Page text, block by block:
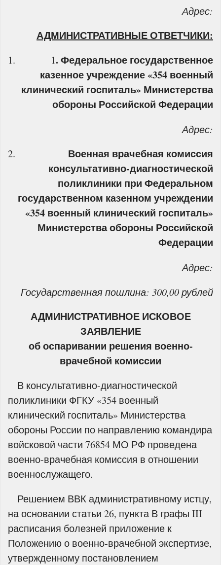
Адрес:
АДМИНИСТРАТИВНЫЕ ОТВЕТЧИКИ:
1. Федеральное государственное
казенное учреждение «354 военный
клинический госпиталь» Министерства
обороны Российской Федерации
Адрес:
Военная врачебная комиссия
консультативно-диагностической
поликлиники при Федеральном
государственном казенном учреждении
«354 военный клинический госпиталь»
Министерства обороны Российской
Федерации
Адрес:
Государственная пошлина: 300,00 рублей
АДМИНИСТРАТИВНОЕ ИСКОВОЕ
ЗАЯВЛЕНИЕ
об оспаривании решения военно-
врачебной комиссии
В консультативно-диагностической
поликлиники ФГКУ «354 военный
клинический госпиталь» Министерства
обороны России по направлению командира
войсковой части 76854 МО РФ проведена
военно-врачебная комиссия в отношении
военнослужащего.
Решением ВВК административному истцу,
на основании статьи 26, пункта В графы III
расписания болезней приложение к
Положению о военно-врачебной экспертизе,
утвержденному постановлением